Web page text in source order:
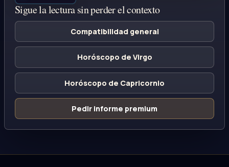
Sigue la lectura sin perder el contexto
Compatibilidad general
Horóscopo de Virgo
Horóscopo de Capricornio
Pedir informe premium